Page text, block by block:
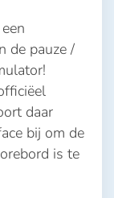
de pauze /
daar
bij om de
is te